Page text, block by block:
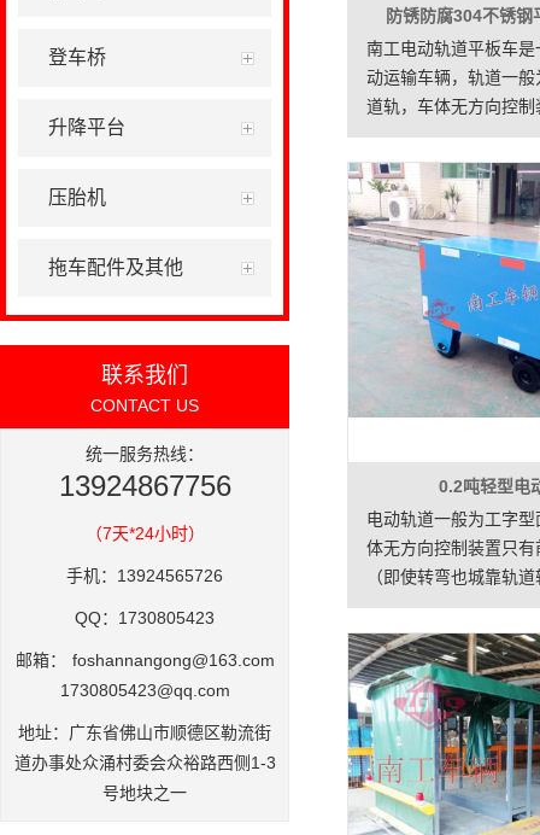
登车桥
升降平台
压胎机
拖车配件及其他
联系我们
CONTACT US
统一服务热线：
13924867756
（7天*24小时）
手机：13924565726
QQ：1730805423
邮箱：
foshannangong@163.com
1730805423@qq.com
地址：广东省佛山市顺德区勒流街
道办事处众涌村委会众裕路西侧1-3
号地块之一
防锈防腐304不锈钢
南工电动轨道平板车
动运输车辆，轨道一
道轨，车体无方向控
退方向(即使转弯也需
其具有结构简单、使
大、维护容易、使用
类车辆已成为企业厂
之间短距离定点频繁
输工具。应用场合:电
厂房内及厂房与厂房
繁运载重物。
0.2吨轻型电
电动轨道一般为工字
体无方向控制装置只
（即使转弯也城靠轨
辆具有结构简单、使
大、不怕脏不怕砸、
命长等特点，因其方
实用、易清理等诸多
于企业厂房内部及厂
离定点频繁运载重物。